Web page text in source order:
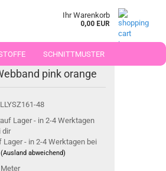
Ihr Warenkorb
0,00 EUR
SCHNITTMUSTER
pink orange
48
Lager - in 2-4 Werktagen bei
(Ausland abweichend)
Meter